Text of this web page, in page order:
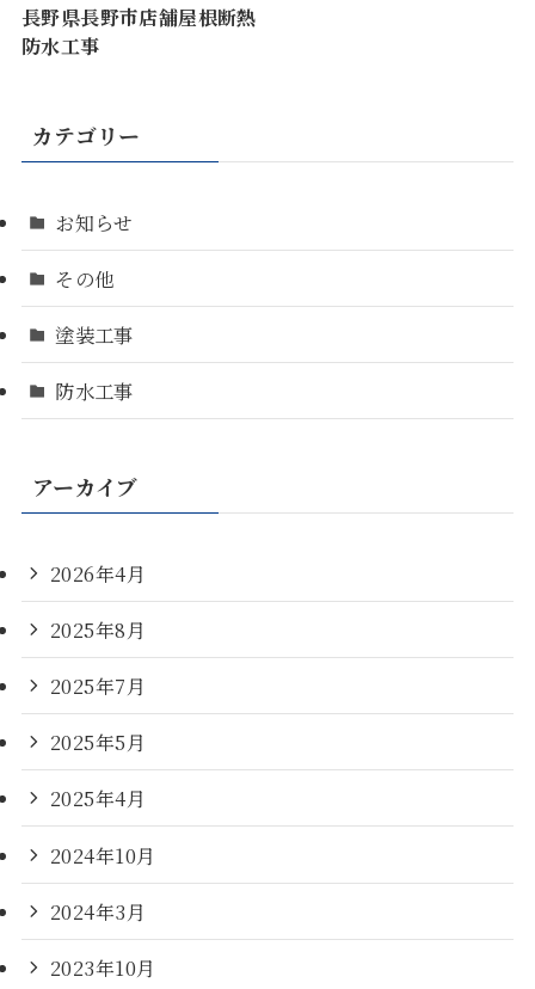
長野県長野市店舗屋根断熱
防水工事
カテゴリー
お知らせ
その他
塗装工事
防水工事
アーカイブ
2026年4月
2025年8月
2025年7月
2025年5月
2025年4月
2024年10月
2024年3月
2023年10月